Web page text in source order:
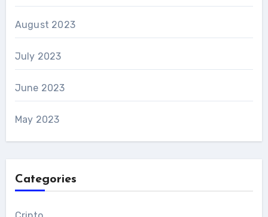
August 2023
July 2023
June 2023
May 2023
Categories